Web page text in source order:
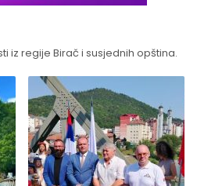
iz regije Birač i susjednih opština.